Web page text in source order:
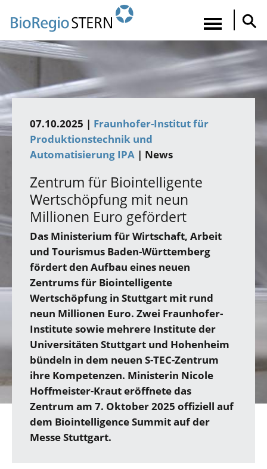
zum
Inhalt
07.10.2025 | Fraunhofer-Institut für
Produktionstechnik und
Automatisierung IPA | News
Zentrum für Biointelligente
Wertschöpfung mit neun
Millionen Euro gefördert
Das Ministerium für Wirtschaft, Arbeit
und Tourismus Baden-Württemberg
fördert den Aufbau eines neuen
Zentrums für Biointelligente
Wertschöpfung in Stuttgart mit rund
neun Millionen Euro. Zwei Fraunhofer-
Institute sowie mehrere Institute der
Universitäten Stuttgart und Hohenheim
bündeln in dem neuen S-TEC-Zentrum
ihre Kompetenzen. Ministerin Nicole
Hoffmeister-Kraut eröffnete das
Zentrum am 7. Oktober 2025 offiziell auf
dem Biointelligence Summit auf der
Messe Stuttgart.